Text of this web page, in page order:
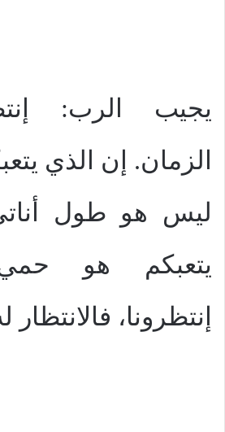
يجيب الرب:
الزمان. إن الذي
ليس هو طول
يتعبكم هو حمي
إنتظرونا، فالانتظار